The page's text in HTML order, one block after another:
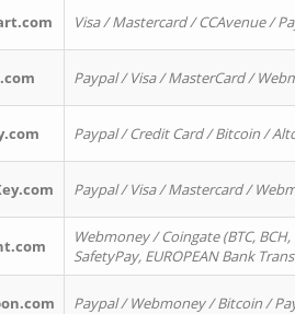
Visa / Mastercard / CCAvenue /
Paypal / Visa / MasterCard /
Paypal / Credit Card / Bitcoin /
Paypal / Visa / Mastercard /
Webmoney / Coingate (BTC, BCH,
SafetyPay, EUROPEAN Bank
Paypal / Webmoney / Bitcoin /